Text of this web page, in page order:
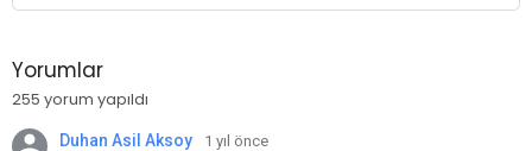
Yorumlar
255 yorum yapıldı
Duhan Asil Aksoy
1 yıl önce